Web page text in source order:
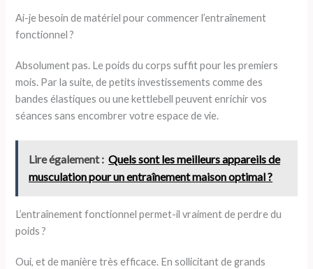
Ai-je besoin de matériel pour commencer l’entraînement
fonctionnel ?
Absolument pas. Le poids du corps suffit pour les premiers
mois. Par la suite, de petits investissements comme des
bandes élastiques ou une kettlebell peuvent enrichir vos
séances sans encombrer votre espace de vie.
Lire également : Quels sont les meilleurs appareils de
musculation pour un entraînement maison optimal ?
L’entraînement fonctionnel permet-il vraiment de perdre du
poids ?
Oui, et de manière très efficace. En sollicitant de grands